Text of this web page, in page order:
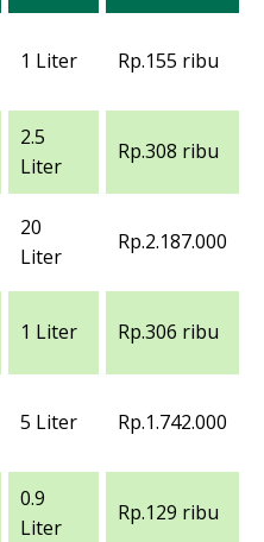
1 Liter Rp.155 ribu
2.5
Liter
Rp.308 ribu
20
Liter
Rp.2.187.000
1 Liter Rp.306 ribu
5 Liter Rp.1.742.000
0.9
Liter
Rp.129 ribu